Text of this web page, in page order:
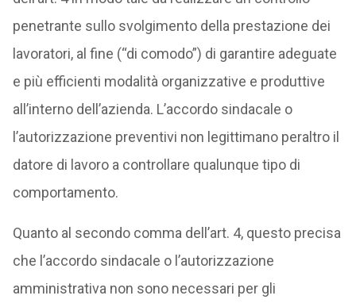
penetrante sullo svolgimento della prestazione dei
lavoratori, al fine (“di comodo”) di garantire adeguate
e più efficienti modalità organizzative e produttive
all’interno dell’azienda. L’accordo sindacale o
l’autorizzazione preventivi non legittimano peraltro il
datore di lavoro a controllare qualunque tipo di
comportamento.
Quanto al secondo comma dell’art. 4, questo precisa
che l’accordo sindacale o l’autorizzazione
amministrativa non sono necessari per gli